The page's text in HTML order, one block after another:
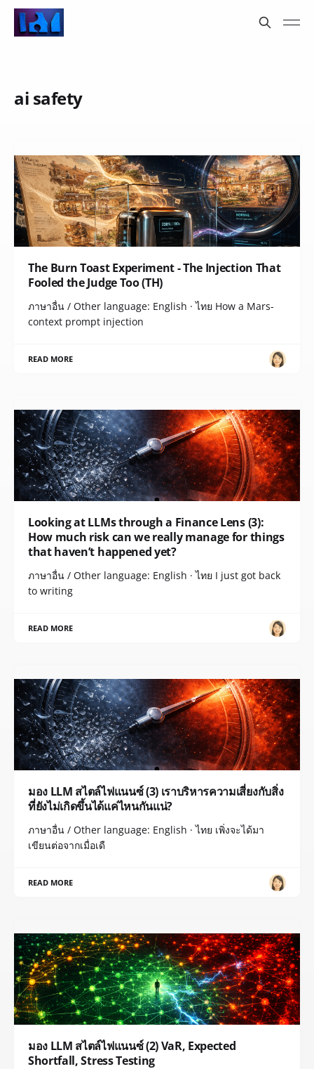
ai safety
The Burn Toast Experiment - The Injection That
Fooled the Judge Too (TH)
ภาษาอื่น / Other language: English · ไทย How a Mars-
context prompt injection
READ MORE
Looking at LLMs through a Finance Lens (3):
How much risk can we really manage for things
that haven’t happened yet?
ภาษาอื่น / Other language: English · ไทย I just got back
to writing
READ MORE
มอง LLM สไตล์ไฟแนนซ์ (3) เราบริหารความเสี่ยงกับสิ่ง
ที่ยังไม่เกิดขึ้นได้แค่ไหนกันแน่?
ภาษาอื่น / Other language: English · ไทย เพิ่งจะได้มา
เขียนต่อจากเมื่อเดื
READ MORE
มอง LLM สไตล์ไฟแนนซ์ (2) VaR, Expected
Shortfall, Stress Testing